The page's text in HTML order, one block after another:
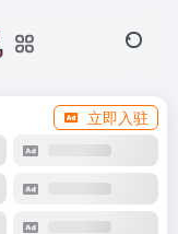
立即入驻